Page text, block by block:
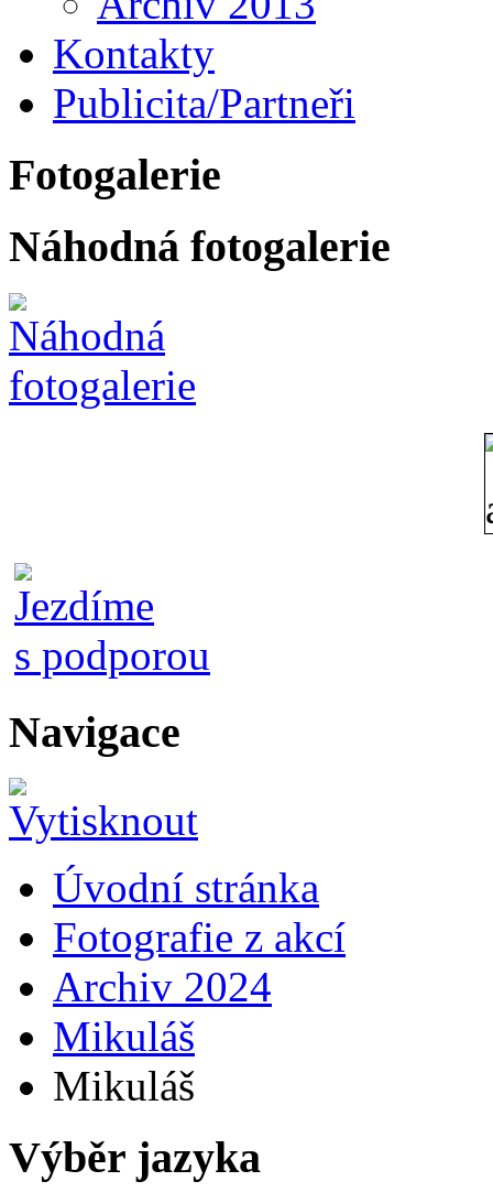
Kontakty
Publicita/Partneři
Fotogalerie
Náhodná fotogalerie
Navigace
Úvodní stránka
Fotografie z akcí
Archiv 2024
Mikuláš
Mikuláš
Výběr jazyka